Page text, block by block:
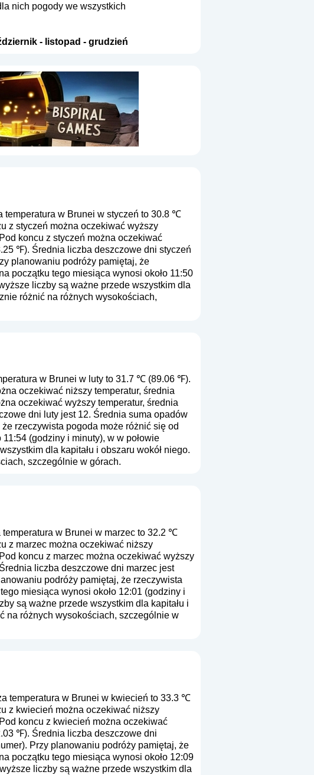
nich pogody we wszystkich
- listopad - grudzień
temperatura w Brunei w styczeń to 30.8 ℃
z styczeń można oczekiwać wyższy
koncu z styczeń można oczekiwać
℉). Średnia liczba deszczowe dni styczeń
planowaniu podróży pamiętaj, że
początku tego miesiąca wynosi około 11:50
liczby są ważne przede wszystkim dla
różnić na różnych wysokościach,
w Brunei w luty to 31.7 ℃ (89.06 ℉).
oczekiwać niższy temperatur, średnia
oczekiwać wyższy temperatur, średnia
dni luty jest 12. Średnia suma opadów
rzeczywista pogoda może różnić się od
(godziny i minuty), w w połowie
dla kapitału i obszaru wokół niego.
szczególnie w górach.
w Brunei w marzec to 32.2 ℃
z marzec można oczekiwać niższy
koncu z marzec można oczekiwać wyższy
liczba deszczowe dni marzec jest
podróży pamiętaj, że rzeczywista
miesiąca wynosi około 12:01 (godziny i
są ważne przede wszystkim dla kapitału i
na różnych wysokościach, szczególnie w
temperatura w Brunei w kwiecień to 33.3 ℃
z kwiecień można oczekiwać niższy
koncu z kwiecień można oczekiwać
℉). Średnia liczba deszczowe dni
). Przy planowaniu podróży pamiętaj, że
początku tego miesiąca wynosi około 12:09
liczby są ważne przede wszystkim dla